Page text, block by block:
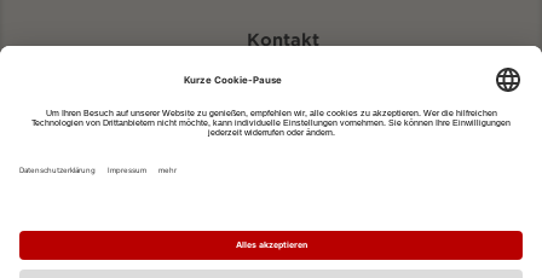
Kontakt
eventportal@fwtm.de
Impressum